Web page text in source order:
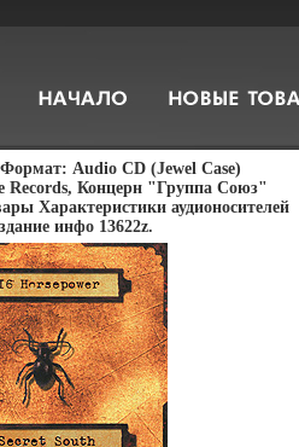
Audio CD (Jewel Case)
Records, Концерн "Группа Союз"
Характеристики аудионосителей
инфо 13622z.